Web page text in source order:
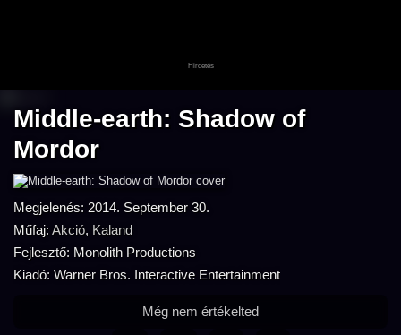
Middle-earth: Shadow of
Mordor
Megjelenés: 2014. September 30.
Műfaj: Akció, Kaland
Fejlesztő: Monolith Productions
Kiadó: Warner Bros. Interactive Entertainment
Még nem értékelted